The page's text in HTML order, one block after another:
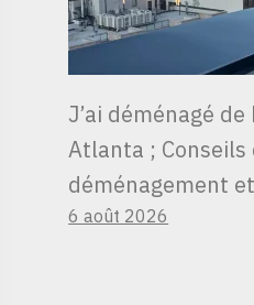
J’ai déménagé de
Atlanta ; Conseils
déménagement
6 août 2026